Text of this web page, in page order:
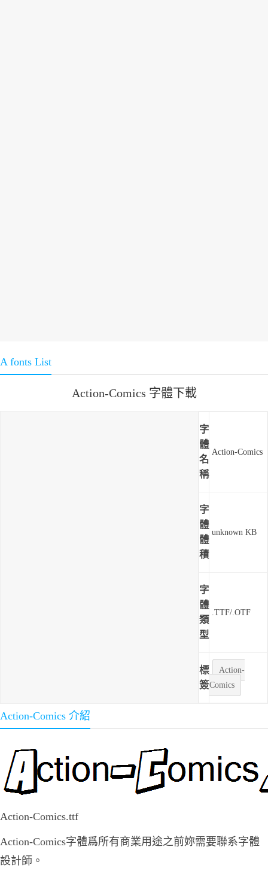
A fonts List
Action-Comics 字體下載
字
體
名
稱
Action-Comics
字
體
體
積
unknown KB
字
體
類
型
.TTF/.OTF
標
簽
Action-
Comics
Action-Comics 介紹
Action-Comics.ttf
Action-Comics字體爲所有商業用途之前妳需要聯系字體
設計師。